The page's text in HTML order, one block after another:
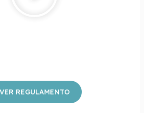
VER REGULAMENTO